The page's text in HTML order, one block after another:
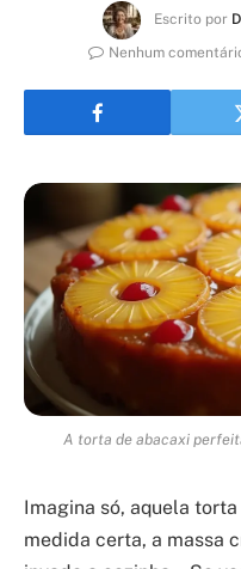
Escrito por
Nenhum
A torta de abacaxi
Imagina só, aquela
medida certa, a massa